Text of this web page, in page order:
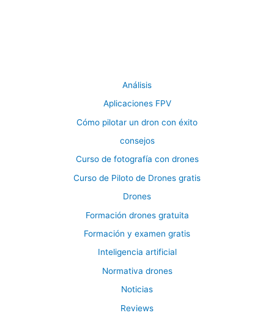
Análisis
Aplicaciones FPV
Cómo pilotar un dron con éxito
consejos
Curso de fotografía con drones
Curso de Piloto de Drones gratis
Drones
Formación drones gratuita
Formación y examen gratis
Inteligencia artificial
Normativa drones
Noticias
Reviews